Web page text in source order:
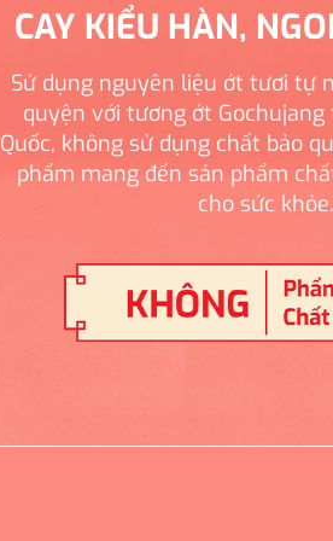
CAY KIỂU HÀN,
Sử dụng nguyên liệu ớt tươi tự
quyện với tương ớt
Quốc, không sử dụng chất bảo
phẩm mang đến sản phẩm
cho sức khỏe.